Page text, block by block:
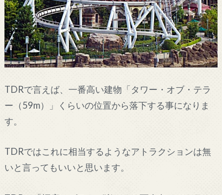
TDRで言えば、一番高い建物「タワー・オブ・テラ
ー（59m）」くらいの位置から落下する事になりま
す。
TDRではこれに相当するようなアトラクションは無
いと言ってもいいと思います。